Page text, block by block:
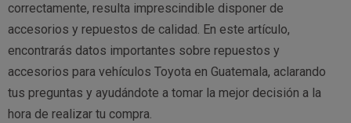
correctamente, resulta imprescindible disponer de
accesorios y repuestos de calidad. En este artículo,
encontrarás datos importantes sobre repuestos y
accesorios para vehículos Toyota en Guatemala, aclarando
tus preguntas y ayudándote a tomar la mejor decisión a la
hora de realizar tu compra.